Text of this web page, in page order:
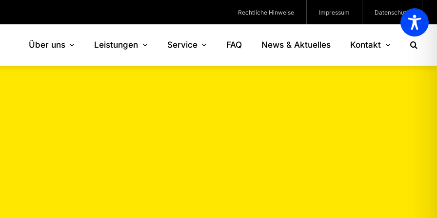
Rechtliche Hinweise Impressum Datenschutz
Über uns Leistungen Service FAQ News & Aktuelles Kontakt